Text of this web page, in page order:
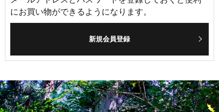
にお買い物ができるようになります。